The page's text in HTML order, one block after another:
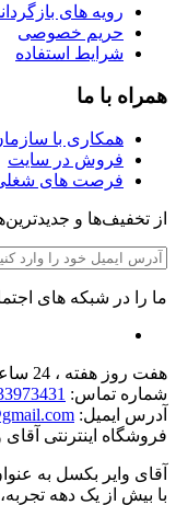
رویه های
حریم خصوصی
شرایط استفاده
همراه با ما
همکاری با
فروش در سایت
فرصت های
از تخفیف‌ها و
ما را در شبکه های
هفت روز هفته ، 24 ساعت شبانه‌روز پاسخگوی شما هستیم.
شماره تماس:
آدرس ایمیل:
فروشگاه اینترنتی
آقای وایر بکسل به
با بیش از یک دهه